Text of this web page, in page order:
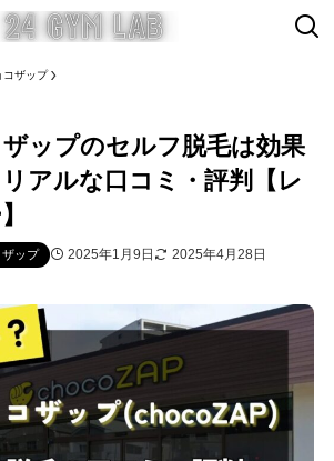
コザップ
ップのセルフ脱毛は効果
アルな口コミ・評判【レ
ップ 2025年1月9日 2025年4月28日